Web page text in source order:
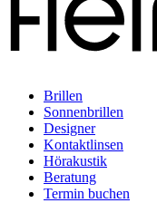
Brillen
Sonnenbrillen
Designer
Kontaktlinsen
Hörakustik
Beratung
Termin buchen